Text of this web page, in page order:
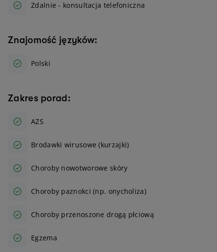
Zdalnie - konsultacja telefoniczna
Znajomość języków:
Polski
Zakres porad:
AZS
Brodawki wirusowe (kurzajki)
Choroby nowotworowe skóry
Choroby paznokci (np. onycholiza)
Choroby przenoszone drogą płciową
Egzema